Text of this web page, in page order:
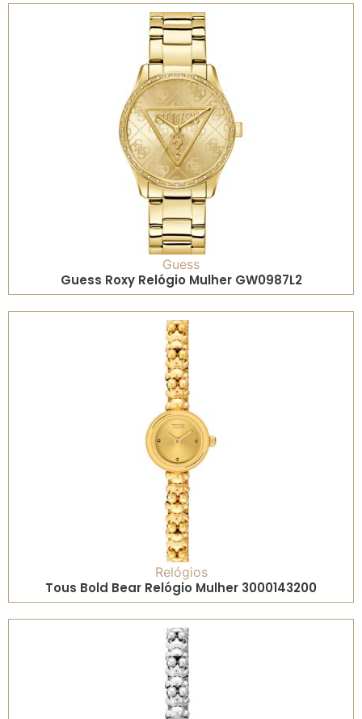
Guess
Guess Roxy Relógio Mulher GW0987L2
Relógios
Tous Bold Bear Relógio Mulher 3000143200